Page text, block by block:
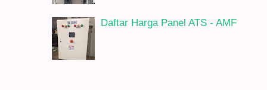
Daftar Harga Panel ATS - AMF